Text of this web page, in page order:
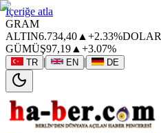
İçeriğe atla
GRAM
ALTIN6.734,40 ▲ +2.33%DOLAR
GÜMÜŞ97,19 ▲ +3.07%
TR | EN | DE